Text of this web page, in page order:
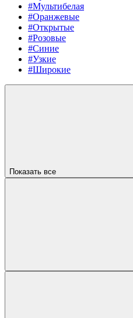
#Мультибелая
#Оранжевые
#Открытые
#Розовые
#Синие
#Узкие
#Широкие
Показать все